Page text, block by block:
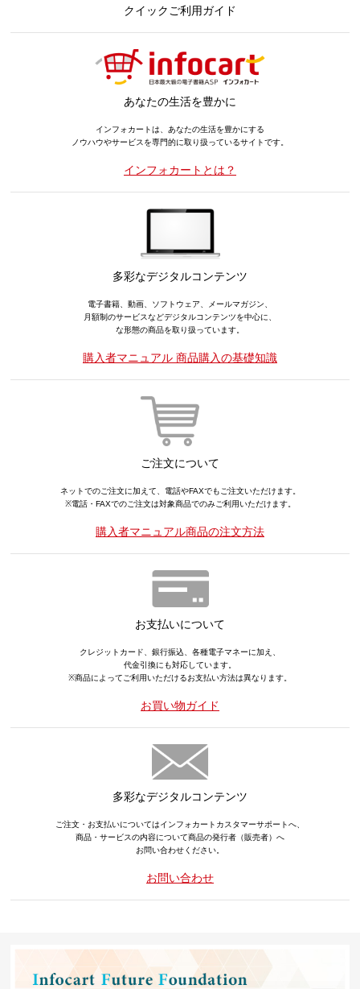
クイックご利用ガイド
あなたの生活を豊かに
インフォカートは、あなたの生活を豊かにする
ノウハウやサービスを専門的に取り扱っているサイトです。
インフォカートとは？
多彩なデジタルコンテンツ
電子書籍、動画、ソフトウェア、メールマガジン、
月額制のサービスなどデジタルコンテンツを中心に、
な形態の商品を取り扱っています。
購入者マニュアル 商品購入の基礎知識
ご注文について
ネットでのご注文に加えて、電話やFAXでもご注文いただけます。
※電話・FAXでのご注文は対象商品でのみご利用いただけます。
購入者マニュアル商品の注文方法
お支払いについて
クレジットカード、銀行振込、各種電子マネーに加え、
代金引換にも対応しています。
※商品によってご利用いただけるお支払い方法は異なります。
お買い物ガイド
多彩なデジタルコンテンツ
ご注文・お支払いについてはインフォカートカスタマーサポートへ、
商品・サービスの内容について商品の発行者（販売者）へ
お問い合わせください。
お問い合わせ